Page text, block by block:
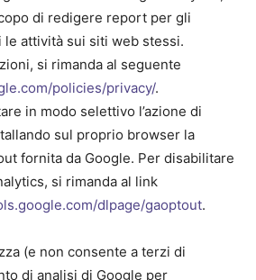
di redigere report per gli
attività sui siti web stessi.
si rimanda al seguente
policies/privacy/.
in modo selettivo l’azione di
sul proprio browser la
fornita da Google. Per disabilitare
si rimanda al link
dlpage/gaoptout.
(e non consente a terzi di
di analisi di Google per